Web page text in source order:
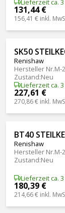
Lieferzeit ca. 3
131,44 €
156,41 € inkl.
SK50
Renishaw
Hersteller Nr.M-
Zustand:Neu
Lieferzeit ca. 3
227,61 €
270,86 € inkl.
BT40
Renishaw
Hersteller Nr.M-
Zustand:Neu
Lieferzeit ca. 3
180,39 €
214,66 € inkl.